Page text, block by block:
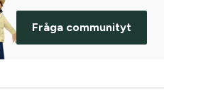
Fråga communityt